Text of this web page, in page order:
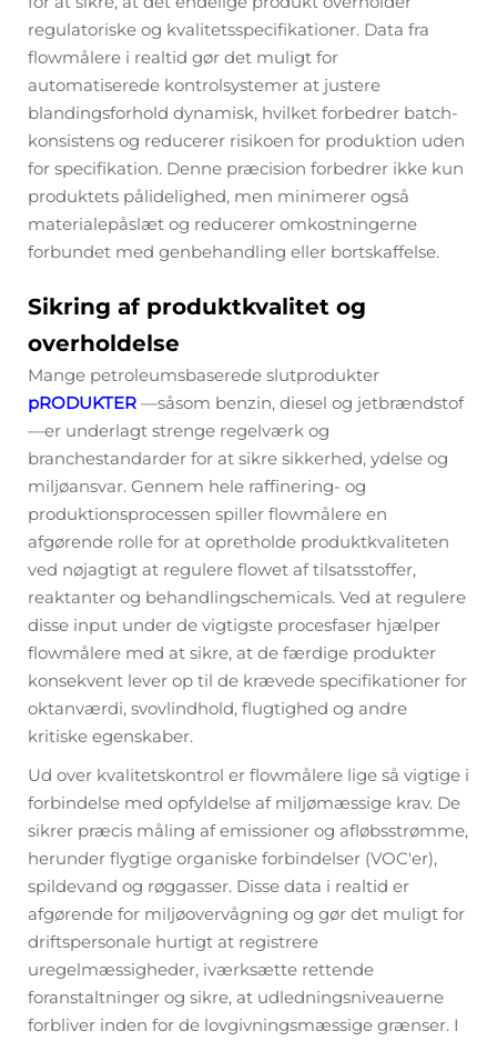
regulatoriske og kvalitetsspecifikationer. Data fra
flowmålere i realtid gør det muligt for
automatiserede kontrolsystemer at justere
blandingsforhold dynamisk, hvilket forbedrer batch-
konsistens og reducerer risikoen for produktion uden
for specifikation. Denne præcision forbedrer ikke kun
produktets pålidelighed, men minimerer også
materialepåslæt og reducerer omkostningerne
forbundet med genbehandling eller bortskaffelse.
Sikring af produktkvalitet og
overholdelse
Mange petroleumsbaserede slutprodukter
pRODUKTER —såsom benzin, diesel og jetbrændstof
—er underlagt strenge regelværk og
branchestandarder for at sikre sikkerhed, ydelse og
miljøansvar. Gennem hele raffinering- og
produktionsprocessen spiller flowmålere en
afgørende rolle for at opretholde produktkvaliteten
ved nøjagtigt at regulere flowet af tilsatsstoffer,
reaktanter og behandlingschemicals. Ved at regulere
disse input under de vigtigste procesfaser hjælper
flowmålere med at sikre, at de færdige produkter
konsekvent lever op til de krævede specifikationer for
oktanværdi, svovlindhold, flugtighed og andre
kritiske egenskaber.
Ud over kvalitetskontrol er flowmålere lige så vigtige i
forbindelse med opfyldelse af miljømæssige krav. De
sikrer præcis måling af emissioner og afløbsstrømme,
herunder flygtige organiske forbindelser (VOC'er),
spildevand og røggasser. Disse data i realtid er
afgørende for miljøovervågning og gør det muligt for
driftspersonale hurtigt at registrere
uregelmæssigheder, iværksætte rettende
foranstaltninger og sikre, at udledningsniveauerne
forbliver inden for de lovgivningsmæssige grænser. I